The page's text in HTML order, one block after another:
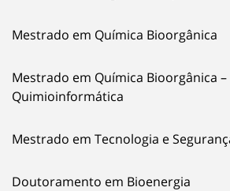
Mestrado em Química Bioorgânica
Mestrado em Química Bioorgânica –
Quimioinformática
Mestrado em Tecnologia e
Doutoramento em Bioenergia